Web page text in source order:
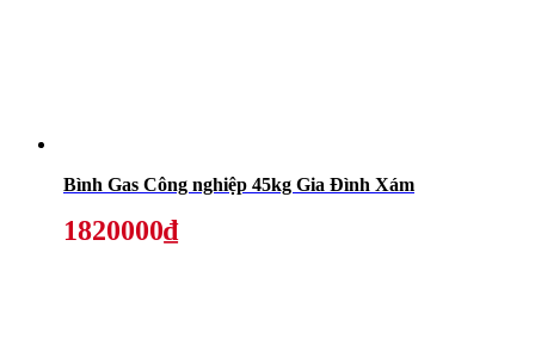
Bình Gas Công nghiệp 45kg Gia Đình Xám
1820000₫